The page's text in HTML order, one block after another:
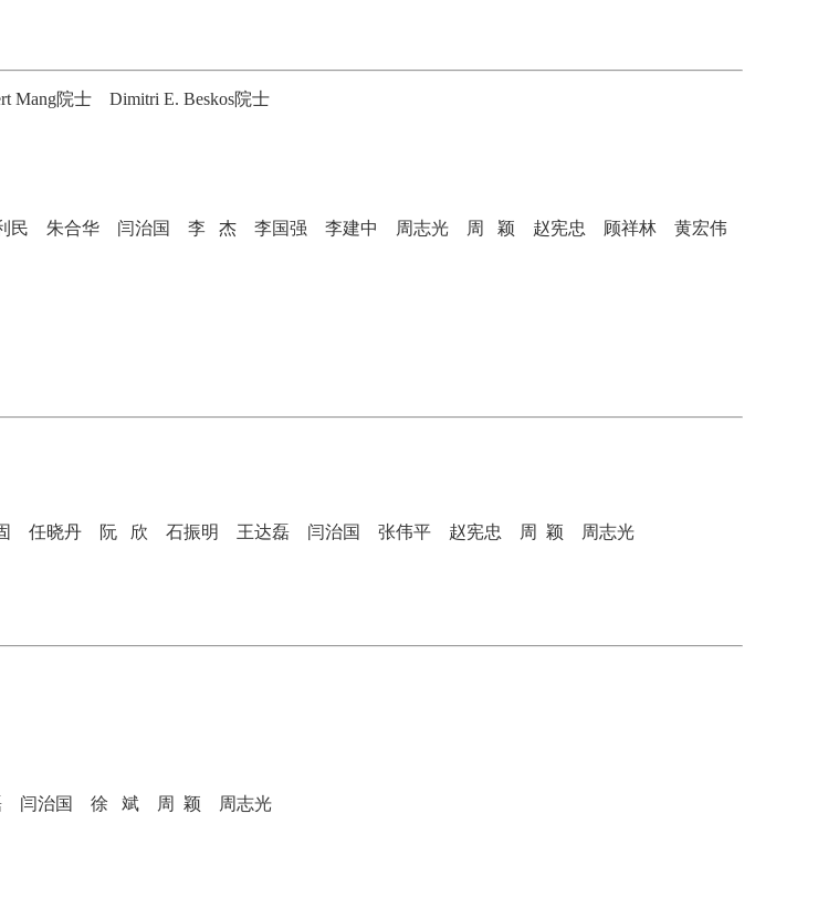
Mang院士 Dimitri E. Beskos院士
民 朱合华 闫治国 李 杰 李国强 李建中 周志光 周 颖 赵宪忠 顾祥林
黄宏伟
任晓丹 阮 欣 石振明 王达磊 闫治国 张伟平 赵宪忠 周 颖 周志光
闫治国 徐 斌 周 颖 周志光